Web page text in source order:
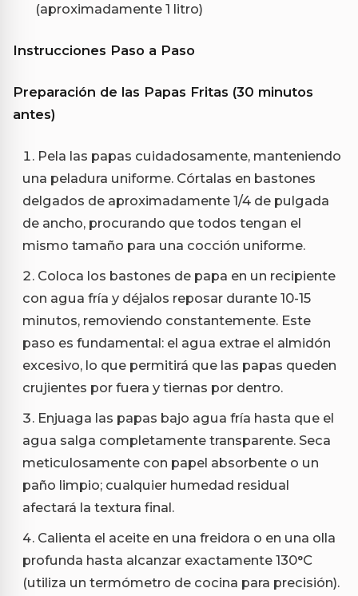
(aproximadamente 1 litro)
Instrucciones Paso a Paso
Preparación de las Papas Fritas (30 minutos
antes)
Pela las papas cuidadosamente, manteniendo
una peladura uniforme. Córtalas en bastones
delgados de aproximadamente 1/4 de pulgada
de ancho, procurando que todos tengan el
mismo tamaño para una cocción uniforme.
Coloca los bastones de papa en un recipiente
con agua fría y déjalos reposar durante 10-15
minutos, removiendo constantemente. Este
paso es fundamental: el agua extrae el almidón
excesivo, lo que permitirá que las papas queden
crujientes por fuera y tiernas por dentro.
Enjuaga las papas bajo agua fría hasta que el
agua salga completamente transparente. Seca
meticulosamente con papel absorbente o un
paño limpio; cualquier humedad residual
afectará la textura final.
Calienta el aceite en una freidora o en una olla
profunda hasta alcanzar exactamente 130°C
(utiliza un termómetro de cocina para precisión).